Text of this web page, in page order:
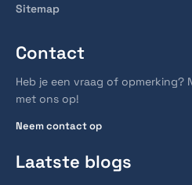
Sitemap
Contact
Heb je een vraag of opmerking?
met ons op!
Neem contact op
Laatste blogs